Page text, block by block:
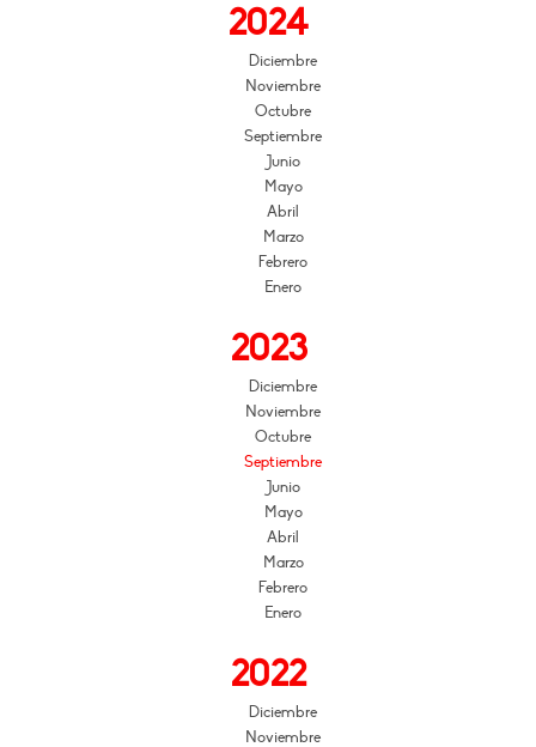
2024
Diciembre
Noviembre
Octubre
Septiembre
Junio
Mayo
Abril
Marzo
Febrero
Enero
2023
Diciembre
Noviembre
Octubre
Septiembre
Junio
Mayo
Abril
Marzo
Febrero
Enero
2022
Diciembre
Noviembre